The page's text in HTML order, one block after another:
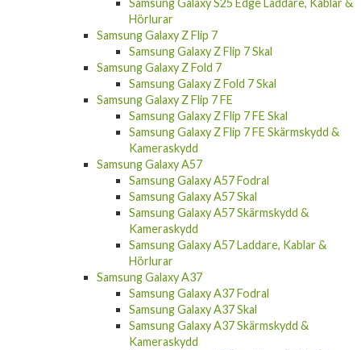
Samsung Galaxy S25 Edge Laddare, Kablar &
Hörlurar
Samsung Galaxy Z Flip 7
Samsung Galaxy Z Flip 7 Skal
Samsung Galaxy Z Fold 7
Samsung Galaxy Z Fold 7 Skal
Samsung Galaxy Z Flip 7 FE
Samsung Galaxy Z Flip 7 FE Skal
Samsung Galaxy Z Flip 7 FE Skärmskydd &
Kameraskydd
Samsung Galaxy A57
Samsung Galaxy A57 Fodral
Samsung Galaxy A57 Skal
Samsung Galaxy A57 Skärmskydd &
Kameraskydd
Samsung Galaxy A57 Laddare, Kablar &
Hörlurar
Samsung Galaxy A37
Samsung Galaxy A37 Fodral
Samsung Galaxy A37 Skal
Samsung Galaxy A37 Skärmskydd &
Kameraskydd